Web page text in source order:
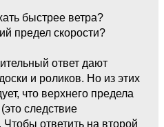
быстрее ветра?
предел скорости?
ответ дают
и роликов. Но из этих
что верхнего предела
следствие
ответить на второй